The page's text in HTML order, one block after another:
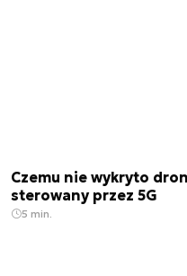
Czemu nie wykryto
sterowany przez 5G
5 min.